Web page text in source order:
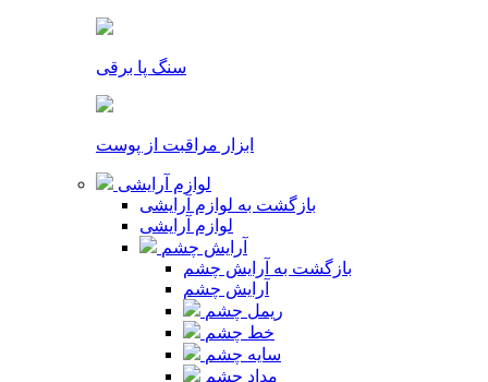
سنگ پا برقی
ابزار مراقبت از پوست
لوازم آرایشی
بازگشت به لوازم آرایشی
لوازم آرایشی
آرایش چشم
بازگشت به آرایش چشم
آرایش چشم
ریمل چشم
خط چشم
سایه چشم
مداد چشم